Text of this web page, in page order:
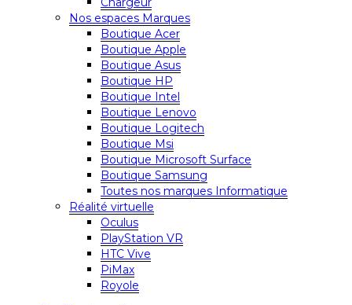
Nos espaces Marques
Boutique Acer
Boutique Apple
Boutique Asus
Boutique HP
Boutique Intel
Boutique Lenovo
Boutique Logitech
Boutique Msi
Boutique Microsoft Surface
Boutique Samsung
Toutes nos marques Informatique
Réalité virtuelle
Oculus
PlayStation VR
HTC Vive
PiMax
Royole